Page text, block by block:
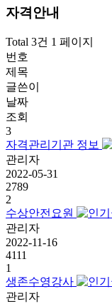
자격안내
Total 3건 1 페이지
번호
제목
글쓴이
날짜
조회
3
자격관리기관 정보
관리자
2022-05-31
2789
2
수상안전요원
관리자
2022-11-16
4111
1
생존수영강사
관리자